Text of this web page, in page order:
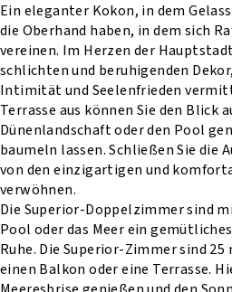
Ein eleganter Kokon, in dem
die Oberhand haben, in dem sich
vereinen. Im Herzen der
schlichten und beruhigenden
Intimität und Seelenfrieden
Terrasse aus können Sie den Blick
Dünenlandschaft oder den Pool
baumeln lassen. Schließen Sie die
von den einzigartigen und
verwöhnen.
Die Superior-Doppelzimmer sind
Pool oder das Meer ein
Ruhe. Die Superior-Zimmer sind
einen Balkon oder eine Terrasse.